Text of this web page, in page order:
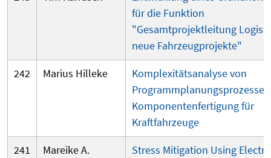
für die Funktion
"Gesamtprojektleitung
neue Fahrzeugprojekte"
242
Marius Hilleke
Komplexitätsanalyse von
Komponentenfertigung für
Kraftfahrzeuge
241
Mareike A.
Stress Mitigation Using